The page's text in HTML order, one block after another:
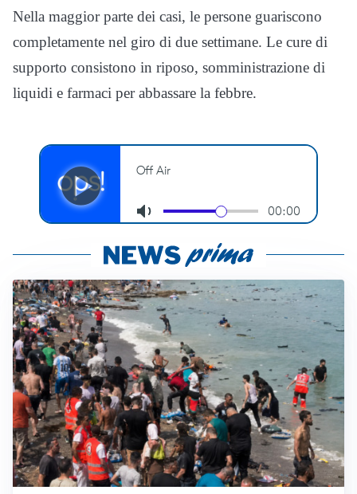
Nella maggior parte dei casi, le persone guariscono
completamente nel giro di due settimane. Le cure di
supporto consistono in riposo, somministrazione di
liquidi e farmaci per abbassare la febbre.